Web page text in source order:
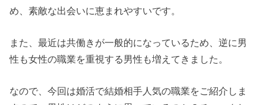
め、素敵な出会いに恵まれやすいです。
また、最近は共働きが一般的になっているため、逆に男
性も女性の職業を重視する男性も増えてきました。
なので、今回は婚活で結婚相手人気の職業をご紹介しま